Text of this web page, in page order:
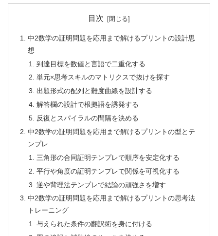
目次
中2数学の証明問題を応用まで解けるプリントの設計思
想
到達目標を数値と言語で二重化する
単元×思考スキルのマトリクスで抜けを探す
出題形式の配列と難度曲線を設計する
解答欄の設計で根拠語を誘発する
反復とスパイラルの間隔を決める
中2数学の証明問題を応用まで解けるプリントの型とテ
ンプレ
三角形の合同証明テンプレで順序を安定化する
平行や角度の証明テンプレで関係を可視化する
逆や背理法テンプレで結論の頑強さを増す
中2数学の証明問題を応用まで解けるプリントの思考法
トレーニング
与えられた条件の翻訳術を身に付ける